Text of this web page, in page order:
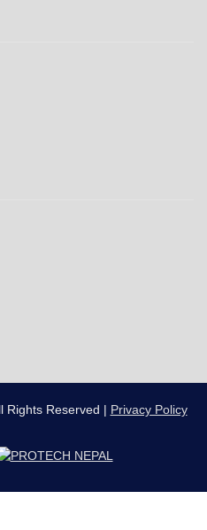
Rights Reserved | Privacy Policy